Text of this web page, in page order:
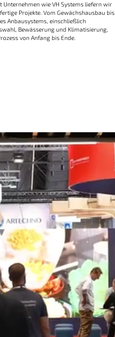
wie VH Systems liefern wir
Projekte. Vom Gewächshausbau bis
Anbausystems, einschließlich
Bewässerung und Klimatisierung,
von Anfang bis Ende.